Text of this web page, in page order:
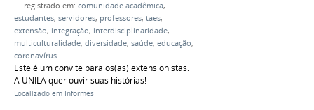
— registrado em: comunidade acadêmica,
estudantes, servidores, professores, taes,
extensão, integração, interdisciplinaridade,
multiculturalidade, diversidade, saúde, educação,
coronavírus
Este é um convite para os(as) extensionistas.
A UNILA quer ouvir suas histórias!
Localizado em Informes